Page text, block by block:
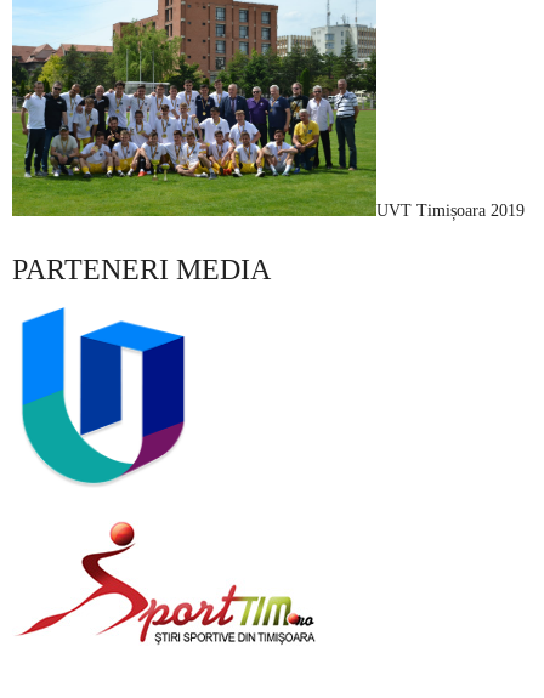
UVT Timișoara 2019
PARTENERI MEDIA